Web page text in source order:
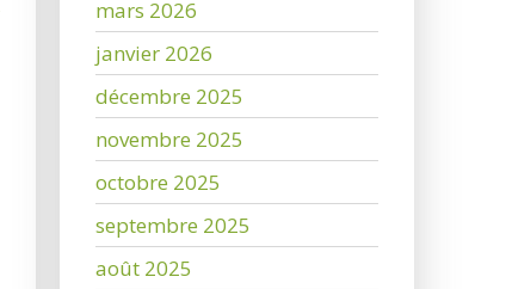
mars 2026
janvier 2026
décembre 2025
novembre 2025
octobre 2025
septembre 2025
août 2025